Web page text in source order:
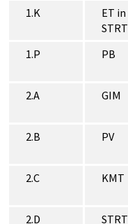
1.K
ET in
STRT
1.P PB
2.A GIM
2.B PV
2.C KMT
2.D STRT